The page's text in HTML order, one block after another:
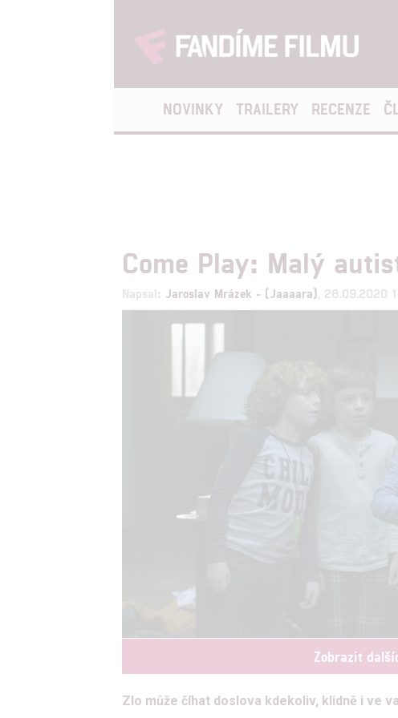
NOVINKY TRAILERY RECENZE
Come Play: Malý
Napsal: Jaroslav Mrázek - (Jaaaara) , 28.09.2020
Zobrazit
Zlo může číhat doslova kdekoliv, klidně i ve